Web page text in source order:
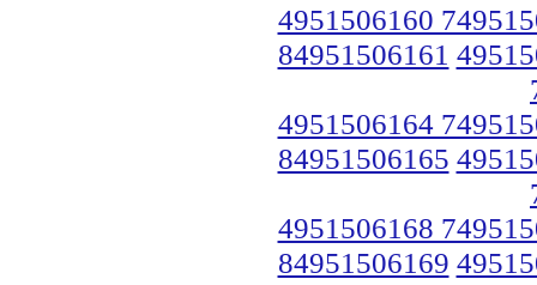
4951506160
84951506161
4951506164
84951506165
4951506168
84951506169